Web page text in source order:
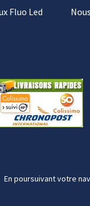
Fluo Led
En poursuivant votre